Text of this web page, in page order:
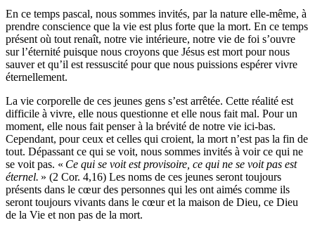
En ce temps pascal, nous sommes invités, par la nature elle-même, à
prendre conscience que la vie est plus forte que la mort. En ce temps
présent où tout renaît, notre vie intérieure, notre vie de foi s’ouvre
sur l’éternité puisque nous croyons que Jésus est mort pour nous
sauver et qu’il est ressuscité pour que nous puissions espérer vivre
éternellement.
La vie corporelle de ces jeunes gens s’est arrêtée. Cette réalité est
difficile à vivre, elle nous questionne et elle nous fait mal. Pour un
moment, elle nous fait penser à la brévité de notre vie ici-bas.
Cependant, pour ceux et celles qui croient, la mort n’est pas la fin de
tout. Dépassant ce qui se voit, nous sommes invités à voir ce qui ne
se voit pas. « Ce qui se voit est provisoire, ce qui ne se voit pas est
éternel. » (2 Cor. 4,16) Les noms de ces jeunes seront toujours
présents dans le cœur des personnes qui les ont aimés comme ils
seront toujours vivants dans le cœur et la maison de Dieu, ce Dieu
de la Vie et non pas de la mort.